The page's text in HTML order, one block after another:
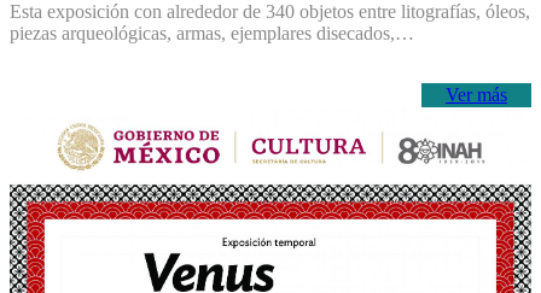
Esta exposición con alrededor de 340 objetos entre litografías, óleos,
piezas arqueológicas, armas, ejemplares disecados,…
Ver más